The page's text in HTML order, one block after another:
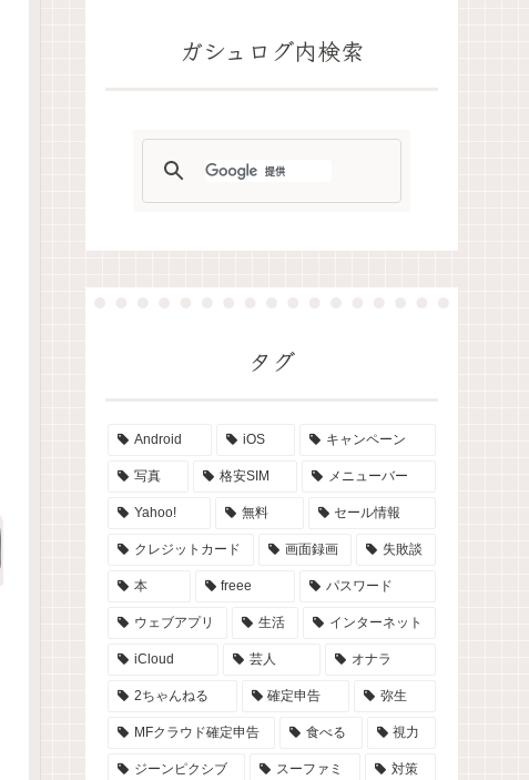
ガシュログ内検索
タグ
Android iOS キャンペーン
写真 格安SIM メニューバー
Yahoo! 無料 セール情報
クレジットカード 画面録画 失敗談
本 freee パスワード
ウェブアプリ 生活 インターネット
iCloud 芸人 オナラ
2ちゃんねる 確定申告 弥生
MFクラウド確定申告 食べる 視力
ジーンピクシブ スーファミ 対策